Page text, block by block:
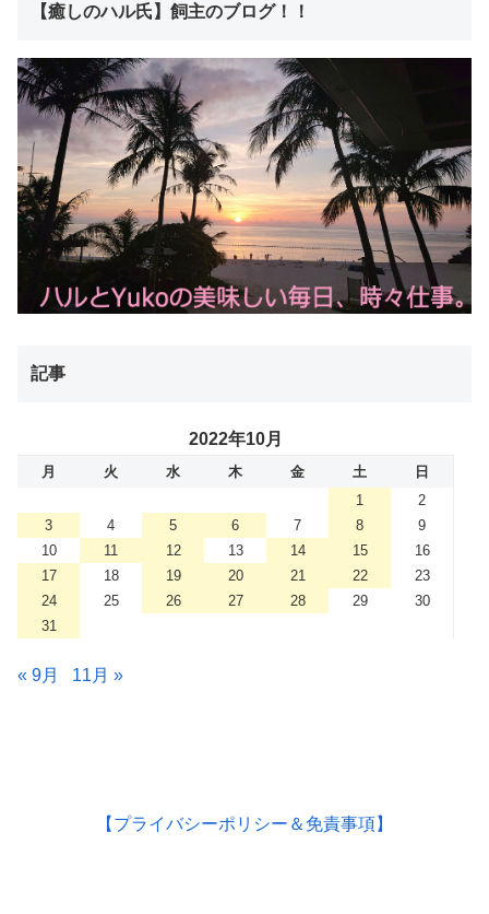
【癒しのハル氏】飼主のブログ！！
記事
2022年10月
月 火 水 木 金 土
日
1
2
3
4 5 6 7 8
9
10
11 12 13 14 15
16
17
18 19 20 21 22
23
24
25 26 27 28 29
30
31
« 9月 11月 »
【プライバシーポリシー＆免責事項】